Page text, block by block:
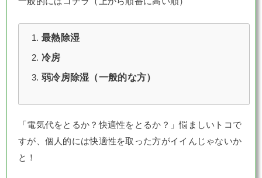
最熱除湿
冷房
弱冷房除湿（一般的な方）
「電気代をとるか？快適性をとるか？」悩ましいトコで
すが、個人的には快適性を取った方がイイんじゃないか
と！